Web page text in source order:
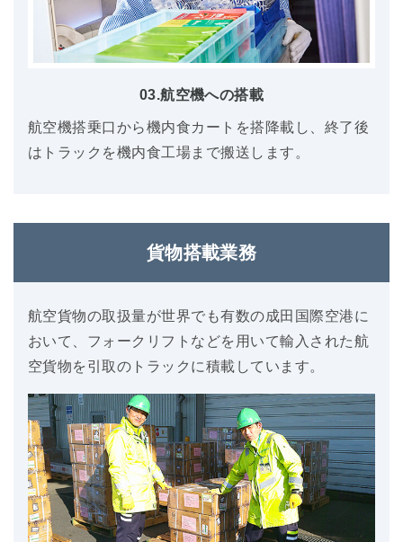
03.航空機への搭載
航空機搭乗口から機内食カートを搭降載し、終了後
はトラックを機内食工場まで搬送します。
貨物搭載業務
航空貨物の取扱量が世界でも有数の成田国際空港に
おいて、フォークリフトなどを用いて輸入された航
空貨物を引取のトラックに積載しています。